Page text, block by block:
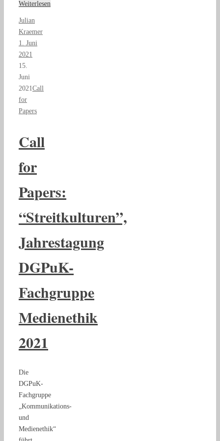
Weiterlesen
Julian
Kraemer
1. Juni
2021
15.
Juni
2021Call
for
Papers
Call
for
Papers:
“Streitkulturen”,
Jahrestagung
DGPuK-
Fachgruppe
Medienethik
2021
Die
DGPuK-
Fachgruppe
„Kommunikations-
und
Medienethik“